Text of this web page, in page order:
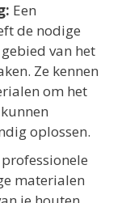
Een
de nodige
van het
Ze kennen
om het
oplossen.
professionele
materialen